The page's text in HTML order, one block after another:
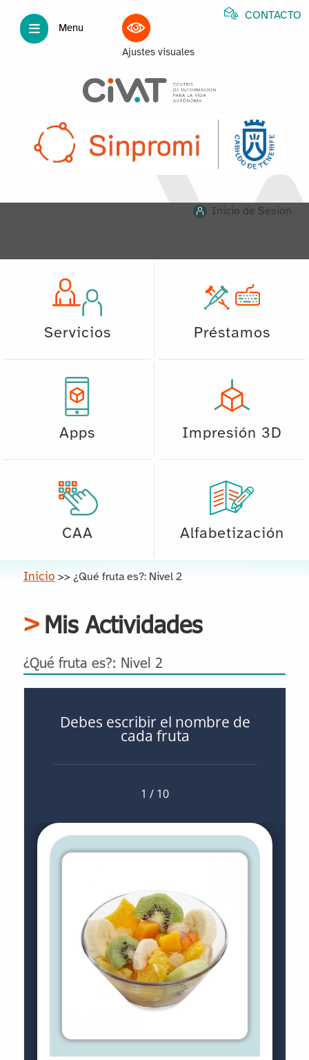
Menu
Ajustes visuales
CONTACTO
Inicio de Sesión
Servicios Préstamos
Apps Impresión 3D
CAA Alfabetización
Inicio >> ¿Qué fruta es?: Nivel 2
Mis Actividades
¿Qué fruta es?: Nivel 2